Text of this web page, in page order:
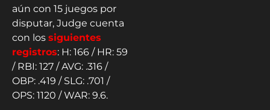
aún con 15 juegos por
disputar, Judge cuenta
con los siguientes
registros: H: 166 / HR: 59
/ RBI: 127 / AVG: .316 /
OBP: .419 / SLG: .701 /
OPS: 1120 / WAR: 9.6.